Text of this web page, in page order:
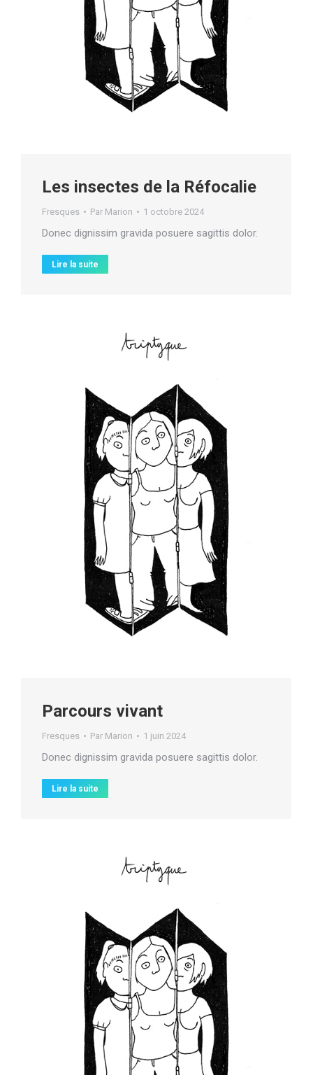
Les insectes de la Réfocalie
Fresques Par Marion 1 octobre 2024
Donec dignissim gravida posuere sagittis dolor.
Lire la suite
Parcours vivant
Fresques Par Marion 1 juin 2024
Donec dignissim gravida posuere sagittis dolor.
Lire la suite